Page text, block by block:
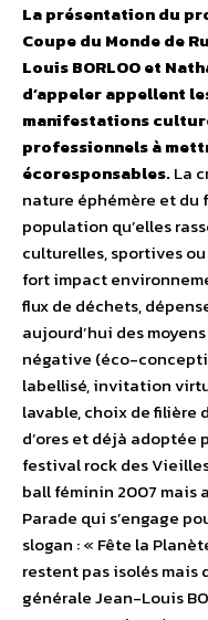
La présentation du
Coupe du Monde de
Louis BORLOO et
d’appeler appellent
manifestations
professionnels à
écoresponsables.La
nature éphémère et
population qu’elles
culturelles, sportives
fort impact
flux de déchets,
aujourd’hui des
négative (éco-
labellisé, invitation
lavable, choix de filière
d’ores et déjà adoptée
festival rock des
ball féminin 2007 mais
Parade qui s’engage
slogan : « Fête la
restent pas isolés
générale Jean-Louis